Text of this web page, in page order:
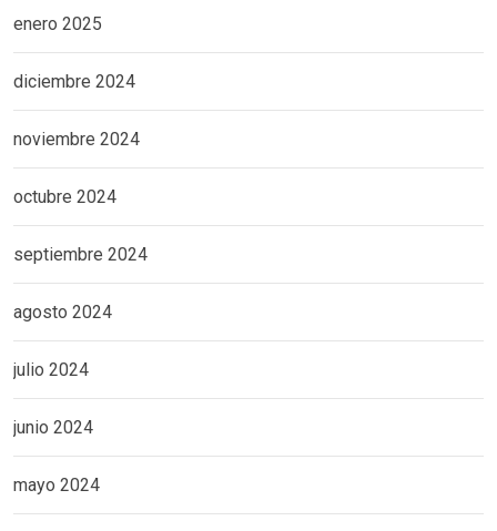
enero 2025
diciembre 2024
noviembre 2024
octubre 2024
septiembre 2024
agosto 2024
julio 2024
junio 2024
mayo 2024